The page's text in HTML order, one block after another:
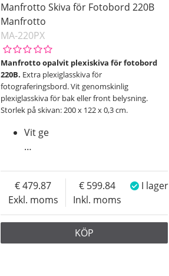
Manfrotto Skiva för Fotobord 220B
Manfrotto
MA-220PX
Manfrotto opalvit plexiskiva för fotobord
220B. Extra plexiglasskiva för
fotograferingsbord. Vit genomskinlig
plexiglasskiva för bak eller front belysning.
Storlek på skivan: 200 x 122 x 0,3 cm.
Vit ge
…
Exkl. moms
479.87
Inkl. moms
599.84 I lager
KÖP